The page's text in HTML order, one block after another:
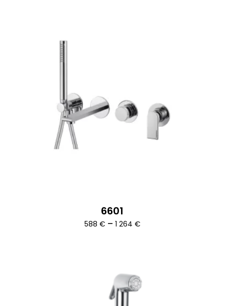
6601
588 € – 1 264 €Ártartomány: